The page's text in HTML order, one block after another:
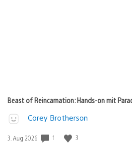
Beast of Reincarnation: Hands-on mit
Corey Brotherson
Veröffentlichungsdatum:
3. Aug 2026 1 3